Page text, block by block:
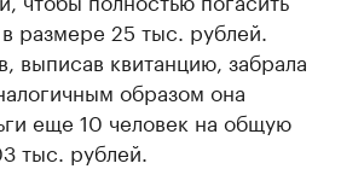
размере 25 тыс. рублей.
выписав квитанцию, забрала
образом она
еще 10 человек на общую
тыс. рублей.